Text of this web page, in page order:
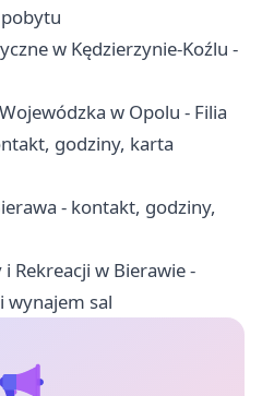
w Kędzierzynie-Koźlu -
w Opolu - Filia
godziny, karta
- kontakt, godziny,
Rekreacji w Bierawie -
wynajem sal